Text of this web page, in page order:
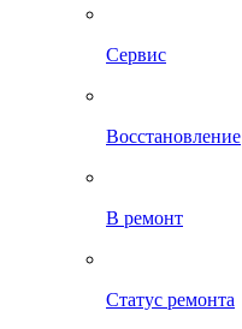
Сервис
Восстановление
В ремонт
Статус ремонта